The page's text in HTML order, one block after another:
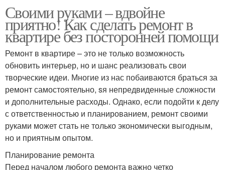
Своими руками – вдвойне
приятно! Как сделать ремонт в
квартире без посторонней помощи
Ремонт в квартире – это не только возможность
обновить интерьер, но и шанс реализовать свои
творческие идеи. Многие из нас побаиваются браться за
ремонт самостоятельно, sя непредвиденные сложности
и дополнительные расходы. Однако, если подойти к делу
с ответственностью и планированием, ремонт своими
руками может стать не только экономически выгодным,
но и приятным опытом.
Планирование ремонта
Перед началом любого ремонта важно четко